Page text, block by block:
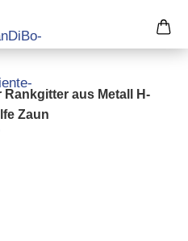
Rankgitter aus Metall H-
Zaun